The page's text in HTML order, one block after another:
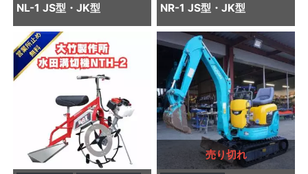
NL-1 JS型・JK型
NR-1 JS型・JK型
売り切れ